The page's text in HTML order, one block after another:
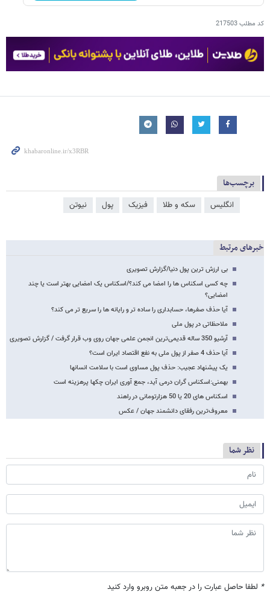
کد مطلب217503
برچسب‌ها
انگلیس سکه و طلا فیزیک پول نیوتن
خبرهای مرتبط
بی ارزش ترین پول دنیا/گزارش تصویری
چه کسی اسکناس ها را امضا می کند؟/اسکناس یک امضایی بهتر است یا چند
امضایی؟
آیا حذف صفرها، حسابداری را ساده تر و رایانه ها را سریع تر می کند؟
ملاحظاتی در پول ملی
آرشیو 350 ساله قدیمی‌ترین انجمن علمی جهان روی وب قرار گرفت / گزارش تصویری
آیا حذف 4 صفر از پول ملی به نفع اقتصاد ایران است؟
یک پیشنهاد عجیب: حذف پول مساوی است با سلامت انسان​ها
بهمنی:اسکناس گران درمی آید، جمع آوری ایران چکها پرهزینه است
اسکناس های 20 یا 50 هزارتومانی در راهند
معروف‌ترین رفقای دانشمند جهان / عکس
نظر شما
* لطفا حاصل عبارت را در جعبه متن روبرو وارد کنید